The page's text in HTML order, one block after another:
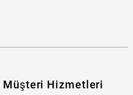
Müşteri Hizmetleri